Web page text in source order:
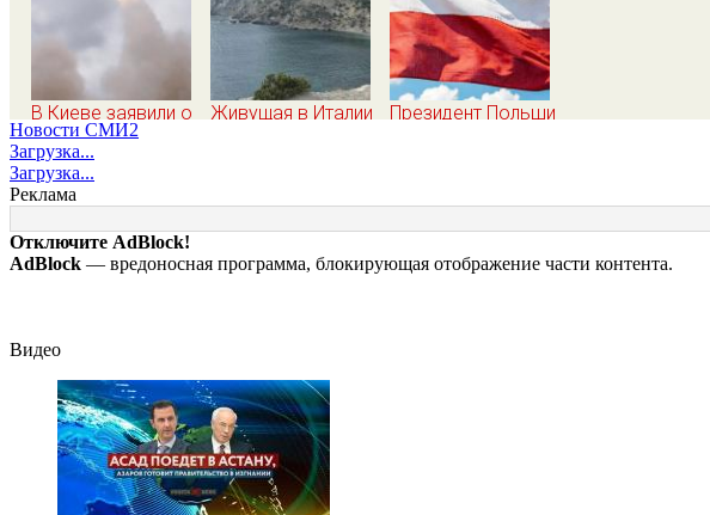
В Киеве заявили о
провале
американской
операции «Убей
лучника» против
России
Живущая в Италии
Президент Польши
Новости СМИ2
Загрузка...
Загрузка...
Реклама
Отключите AdBlock!
AdBlock — вредоносная программа, блокирующая отображение части контента.
Видео